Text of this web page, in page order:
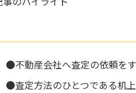
●不動産会社へ査定の依頼を
●査定方法のひとつである机